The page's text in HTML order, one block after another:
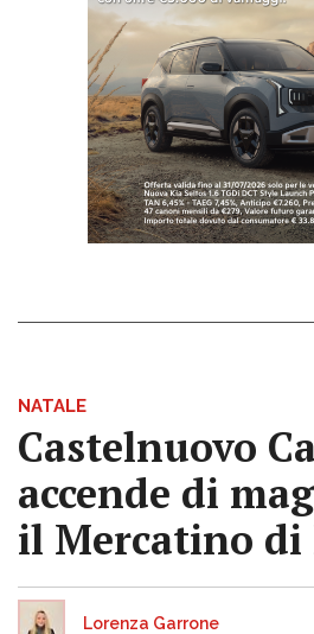
NATALE
Castelnuovo
accende di
il Mercatino di
Lorenza Garrone